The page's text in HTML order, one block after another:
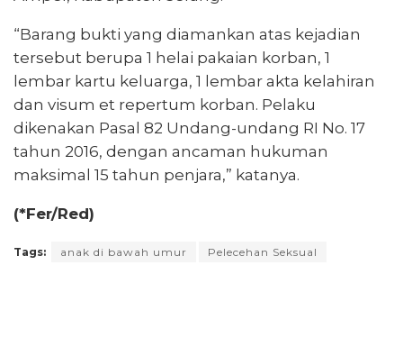
“Barang bukti yang diamankan atas kejadian
tersebut berupa 1 helai pakaian korban, 1
lembar kartu keluarga, 1 lembar akta kelahiran
dan visum et repertum korban. Pelaku
dikenakan Pasal 82 Undang-undang RI No. 17
tahun 2016, dengan ancaman hukuman
maksimal 15 tahun penjara,” katanya.
(*Fer/Red)
Tags: anak di bawah umur Pelecehan Seksual